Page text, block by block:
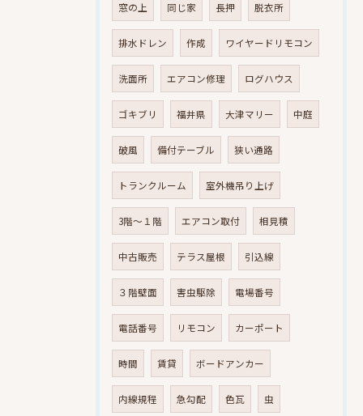
窓の上 同じ家 長押 脱衣所
排水ドレン 作成 ワイヤードリモコン
洗面所 エアコン修理 ログハウス
ゴキブリ 福井県 大津マリー 中庭
破風 備付テーブル 狭い通路
トランクルーム 室外機吊り上げ
3階～１階 エアコン取付 相見積
中古販売 テラス屋根 引込線
３階壁面 害虫駆除 電場番号
電話番号 リモコン カーポート
時間 賃貸 ボードアンカー
内線規程 急勾配 色瓦 虫